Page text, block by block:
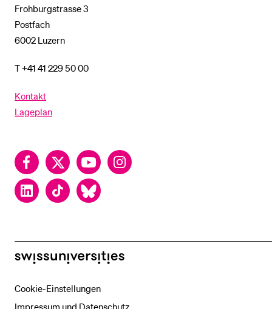
Frohburgstrasse 3
Postfach
6002 Luzern
T +41 41 229 50 00
Kontakt
Lageplan
FacebookTwitter YouTubeInstagram
LinkedInTikTok Bluesky
swissuniversities
Cookie-Einstellungen